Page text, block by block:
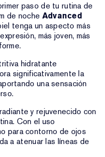
paso de tu rutina de
de noche Advanced
tenga un aspecto más
más joven, más
hidratante
significativamente la
una sensación
y rejuvenecido con
Con el uso
para contorno de ojos
a atenuar las líneas de